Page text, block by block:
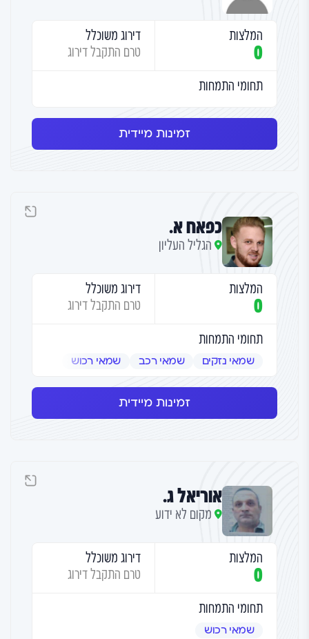
המלצות
0
דירוג משוכלל
טרם התקבל דירוג
תחומי התמחות
זמינות מיידית
כפאח א.
הגליל העליון
המלצות
0
דירוג משוכלל
טרם התקבל דירוג
תחומי התמחות
שמאי נזקים שמאי רכב שמאי רכוש
זמינות מיידית
אוריאל ג.
מקום לא ידוע
המלצות
0
דירוג משוכלל
טרם התקבל דירוג
תחומי התמחות
שמאי רכוש